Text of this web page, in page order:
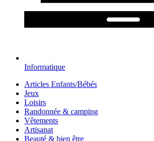
Informatique
Articles Enfants/Bébés
Jeux
Loisirs
Randonnée & camping
Vêtements
Artisanat
Beauté & bien être